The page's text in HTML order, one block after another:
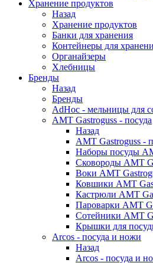
Хранение продуктов
Назад
Хранение продуктов
Банки для хранения
Контейнеры для
Органайзеры
Хлебницы
Бренды
Назад
Бренды
AdHoc - мельницы для
AMT Gastroguss - посуда
Назад
AMT Gastroguss -
Наборы посуды
Сковороды AMT
Воки AMT
Ковшики AMT
Кастрюли AMT
Пароварки AMT
Сотейники AMT
Крышки для
Arcos - посуда и ножи
Назад
Arcos - посуда и